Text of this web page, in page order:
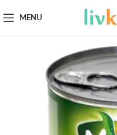
MENU